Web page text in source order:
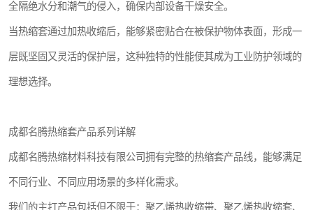
全隔绝水分和潮气的侵入，确保内部设备干燥安全。
当热缩套通过加热收缩后，能够紧密贴合在被保护物体表面，形成一
层既坚固又灵活的保护层，这种独特的性能使其成为工业防护领域的
理想选择。
成都名腾热缩套产品系列详解
成都名腾热缩材料科技有限公司拥有完整的热缩套产品线，能够满足
不同行业、不同应用场景的多样化需求。
我们的主打产品包括但不限于：聚乙烯热收缩带、聚乙烯热收缩套、